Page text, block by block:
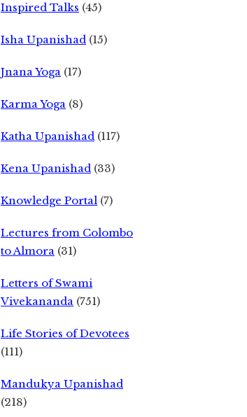
Inspired Talks (45)
Isha Upanishad (15)
Jnana Yoga (17)
Karma Yoga (8)
Katha Upanishad (117)
Kena Upanishad (33)
Knowledge Portal (7)
Lectures from Colombo
to Almora (31)
Letters of Swami
Vivekananda (751)
Life Stories of Devotees
(111)
Mandukya Upanishad
(218)